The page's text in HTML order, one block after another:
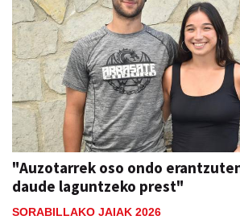
"Auzotarrek oso ondo
daude laguntzeko prest"
SORABILLAKO JAIAK 2026